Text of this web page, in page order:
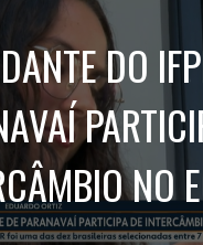
DO
NO